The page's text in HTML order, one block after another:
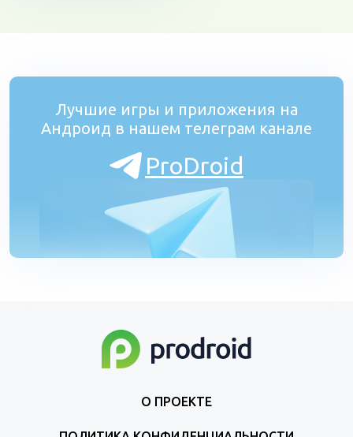
Лучшие игры и приложения на
Андроид в нашем телеграм канале
ProDroid
О ПРОЕКТЕ